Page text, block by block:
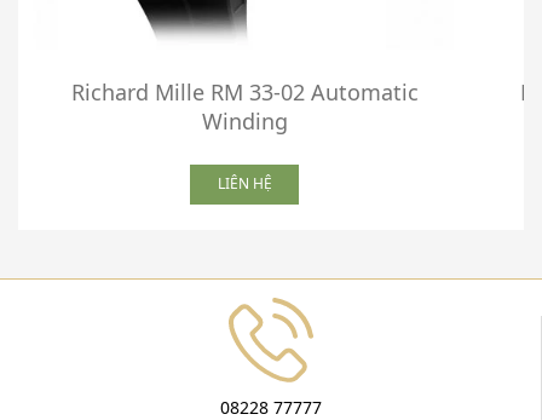
Richard Mille RM 33-02 Automatic
Winding
LIÊN HỆ
08228 77777